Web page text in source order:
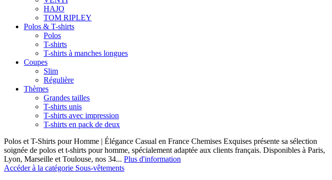
HAJO
TOM RIPLEY
Polos & T-shirts
Polos
T-shirts
T-shirts à manches longues
Coupes
Slim
Régulière
Thèmes
Grandes tailles
T-shirts unis
T-shirts avec impression
T-shirts en pack de deux
Polos et T-Shirts pour Homme | Élégance Casual en France Chemises Exquises présente sa sélection
soignée de polos et t-shirts pour homme, spécialement adaptée aux clients français. Disponibles à Paris,
Lyon, Marseille et Toulouse, nos 34... Plus d'information
Accéder à la catégorie Sous-vêtements